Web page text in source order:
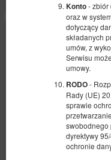
Konto- zbiór
oraz w
dotyczący
składanych
umów, z
Serwisu
umowy.
RODO-
Rady (UE)
sprawie
swobodnego
dyrektywy
ochronie